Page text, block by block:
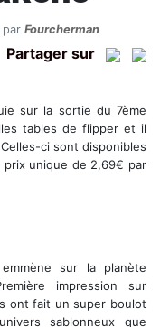
par Fourcherman
Partager sur
sur la sortie du 7ème
tables de flipper et il
ci sont disponibles
prix unique de 2,69€ par
sur la planète
impression sur
ont fait un super boulot
sablonneux que